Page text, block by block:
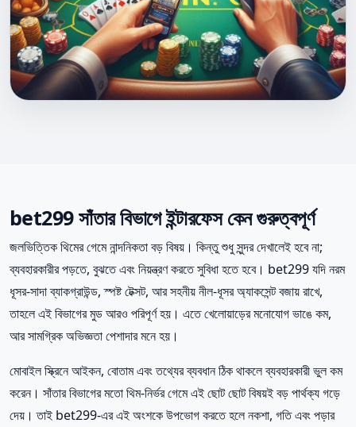
bet299 সাঁতার বিভাগে ইন্টারফেস কেন গুরুত্বপূর্ণ
জলভিত্তিক থিমের গেমে নান্দনিকতা বড় বিষয়। কিন্তু শুধু সুন্দর দেখালেই হবে না;
ব্যবহারকারীর পড়তে, বুঝতে এবং নিয়ন্ত্রণ করতে সুবিধা হতে হবে। bet299 যদি নরম
ধূসর-সাদা ব্যাকগ্রাউন্ড, স্পষ্ট টেক্সট, আর সহনীয় নীল-ধূসর অ্যাকসেন্ট বজায় রাখে,
তাহলে এই বিভাগের মুড আরও পরিপূর্ণ হয়। এতে খেলোয়াড়ের মনোযোগ ভাঙে কম,
আর সামগ্রিক অভিজ্ঞতা পেশাদার মনে হয়।
মোবাইল স্ক্রিনে আইকন, বোতাম এবং তথ্যের ব্যবধান ঠিক থাকলে ব্যবহারকারী ভুল কম
করেন। সাঁতার বিভাগের মতো থিম-নির্ভর গেমে এই ছোট ছোট বিষয়ই বড় পার্থক্য গড়ে
দেয়। তাই bet299-এর এই অংশকে উপভোগ করতে হলে নকশা, গতি এবং পড়ার